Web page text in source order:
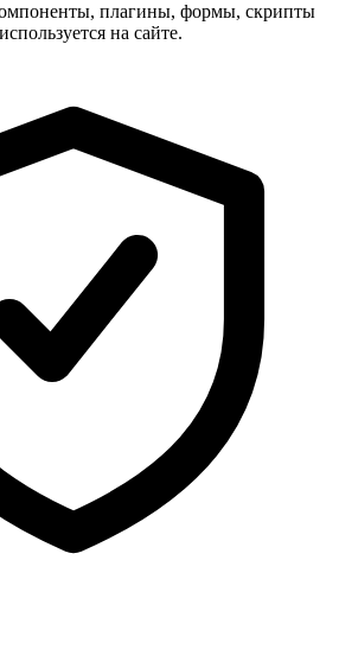
плагины, формы, скрипты
на сайте.